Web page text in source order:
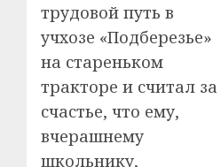
трудовой путь в
учхозе «Подберезье»
на стареньком
тракторе и считал за
счастье, что ему,
вчерашнему
школьнику,